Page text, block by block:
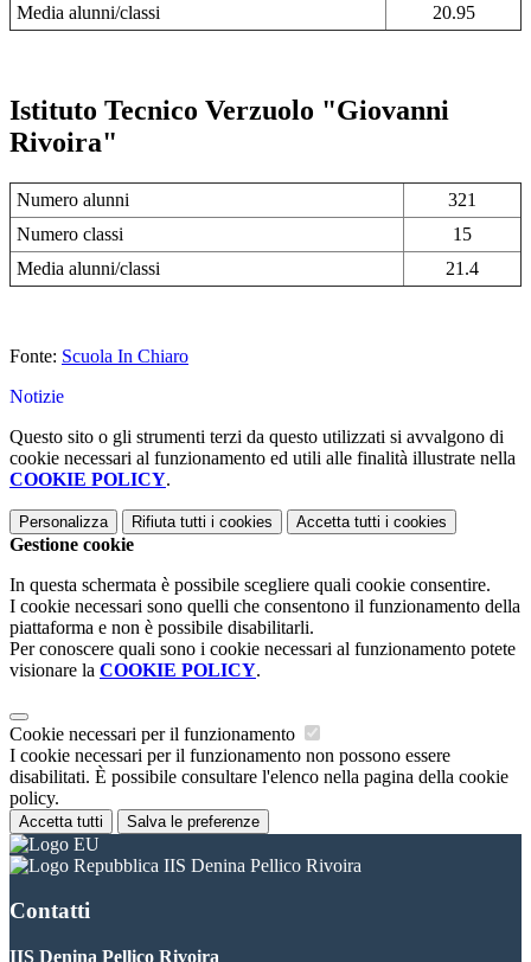
Media alunni/classi
20.95
Istituto Tecnico Verzuolo "Giovanni
Rivoira"
Numero alunni
321
Numero classi
15
Media alunni/classi
21.4
Fonte: Scuola In Chiaro
Notizie
Questo sito o gli strumenti terzi da questo utilizzati si avvalgono di
cookie necessari al funzionamento ed utili alle finalità illustrate nella
COOKIE POLICY.
Personalizza Rifiuta tutti i cookies Accetta tutti i cookies
Gestione cookie
In questa schermata è possibile scegliere quali cookie consentire.
I cookie necessari sono quelli che consentono il funzionamento della
piattaforma e non è possibile disabilitarli.
Per conoscere quali sono i cookie necessari al funzionamento potete
visionare la COOKIE POLICY.
Cookie necessari per il funzionamento
I cookie necessari per il funzionamento non possono essere
disabilitati. È possibile consultare l'elenco nella pagina della cookie
policy.
Accetta tutti Salva le preferenze
IIS Denina Pellico Rivoira
Contatti
IIS Denina Pellico Rivoira